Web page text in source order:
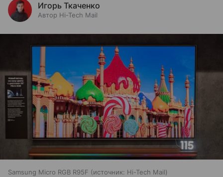
Игорь Ткаченко
Автор Hi-Tech Mail
Samsung Micro RGB R95F источник: Hi-Tech Mail